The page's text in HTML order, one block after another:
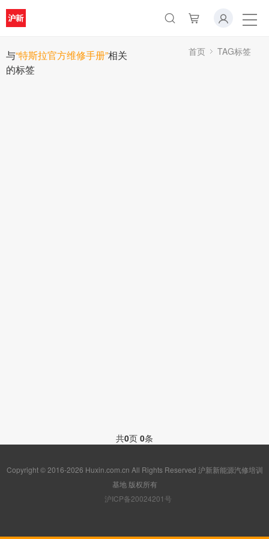
与“特斯拉官方维修手册”相关
的标签
首页 TAG标签
共0页 0条
Copyright © 2016-2026 Huxin.com.cn All Rights Reserved 沪新新能源汽修培训
基地 版权所有
沪ICP备20024201号